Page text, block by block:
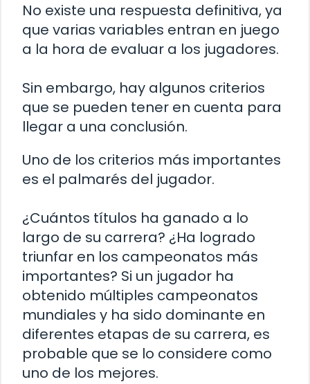
No existe una respuesta definitiva, ya
que varias variables entran en juego
a la hora de evaluar a los jugadores.
Sin embargo, hay algunos criterios
que se pueden tener en cuenta para
llegar a una conclusión.
Uno de los criterios más importantes
es el palmarés del jugador.
¿Cuántos títulos ha ganado a lo
largo de su carrera? ¿Ha logrado
triunfar en los campeonatos más
importantes? Si un jugador ha
obtenido múltiples campeonatos
mundiales y ha sido dominante en
diferentes etapas de su carrera, es
probable que se lo considere como
uno de los mejores.